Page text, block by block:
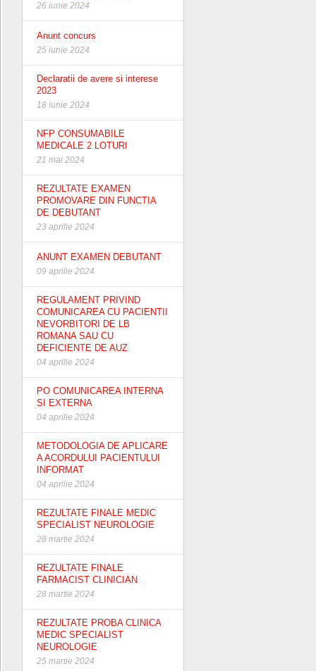
26 iunie 2024
Anunt concurs
25 iunie 2024
Declaratii de avere si interese
2023
18 iunie 2024
NFP CONSUMABILE
MEDICALE 2 LOTURI
21 mai 2024
REZULTATE EXAMEN
PROMOVARE DIN FUNCTIA
DE DEBUTANT
23 aprilie 2024
ANUNT EXAMEN DEBUTANT
09 aprilie 2024
REGULAMENT PRIVIND
COMUNICAREA CU PACIENTII
NEVORBITORI DE LB
ROMANA SAU CU
DEFICIENTE DE AUZ
04 aprilie 2024
PO COMUNICAREA INTERNA
SI EXTERNA
04 aprilie 2024
METODOLOGIA DE APLICARE
A ACORDULUI PACIENTULUI
INFORMAT
04 aprilie 2024
REZULTATE FINALE MEDIC
SPECIALIST NEUROLOGIE
28 martie 2024
REZULTATE FINALE
FARMACIST CLINICIAN
28 martie 2024
REZULTATE PROBA CLINICA
MEDIC SPECIALIST
NEUROLOGIE
25 martie 2024